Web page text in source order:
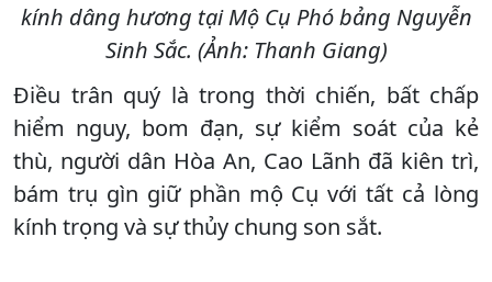
kính dâng hương tại Mộ Cụ Phó bảng Nguyễn
Sinh Sắc. (Ảnh: Thanh Giang)
Điều trân quý là trong thời chiến, bất chấp
hiểm nguy, bom đạn, sự kiểm soát của kẻ
thù, người dân Hòa An, Cao Lãnh đã kiên trì,
bám trụ gìn giữ phần mộ Cụ với tất cả lòng
kính trọng và sự thủy chung son sắt.